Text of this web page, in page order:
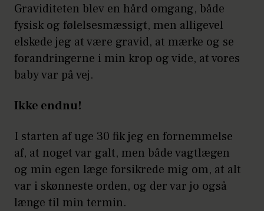
Graviditeten blev en hård omgang, både
fysisk og følelsesmæssigt, men alligevel
elskede jeg at være gravid, at mærke og se
forandringerne i min krop og vide, at vores
baby var på vej.
Ikke endnu!
I starten af uge 30 fik jeg en fornemmelse
af, at noget var galt, men både vagtlægen
og min egen læge forsikrede mig om, at alt
var i skønneste orden, og der var jo også
længe til min termin.